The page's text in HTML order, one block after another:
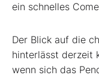
ein schnelles
Der Blick auf die
hinterlässt derzeit
wenn sich das